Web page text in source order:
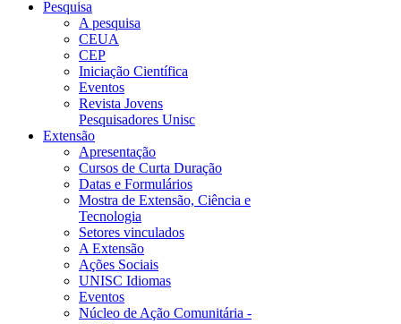
Pesquisa
A pesquisa
CEUA
CEP
Iniciação Científica
Eventos
Revista Jovens
Pesquisadores Unisc
Extensão
Apresentação
Cursos de Curta Duração
Datas e Formulários
Mostra de Extensão, Ciência e
Tecnologia
Setores vinculados
A Extensão
Ações Sociais
UNISC Idiomas
Eventos
Núcleo de Ação Comunitária -